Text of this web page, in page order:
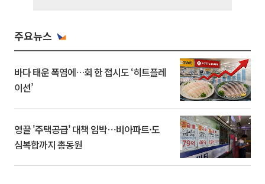
주요뉴스
바다 태운 폭염에…회 한 접시도 ‘히트플레
이션’
영끌 '주택공급' 대책 임박⋯비아파트·도
심복합까지 총동원